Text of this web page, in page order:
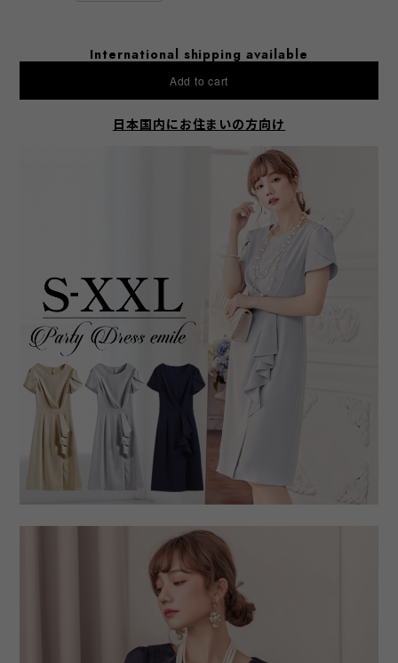
International shipping available
Add to cart
日本国内にお住まいの方向け